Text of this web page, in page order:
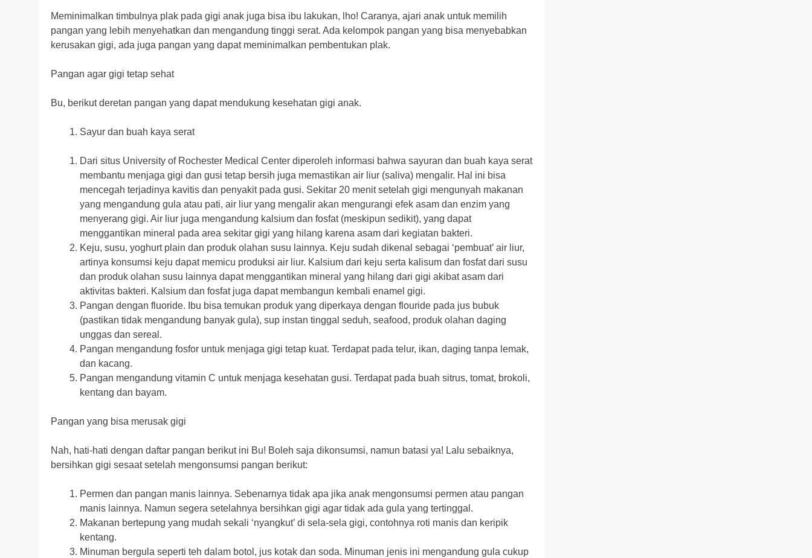
Meminimalkan timbulnya plak pada gigi anak juga bisa ibu lakukan, lho! Caranya, ajari anak untuk memilih
pangan yang lebih menyehatkan dan mengandung tinggi serat. Ada kelompok pangan yang bisa menyebabkan
kerusakan gigi, ada juga pangan yang dapat meminimalkan pembentukan plak.
Pangan agar gigi tetap sehat
Bu, berikut deretan pangan yang dapat mendukung kesehatan gigi anak.
Sayur dan buah kaya serat
Dari situs University of Rochester Medical Center diperoleh informasi bahwa sayuran dan buah kaya serat
membantu menjaga gigi dan gusi tetap bersih juga memastikan air liur (saliva) mengalir. Hal ini bisa
mencegah terjadinya kavitis dan penyakit pada gusi. Sekitar 20 menit setelah gigi mengunyah makanan
yang mengandung gula atau pati, air liur yang mengalir akan mengurangi efek asam dan enzim yang
menyerang gigi. Air liur juga mengandung kalsium dan fosfat (meskipun sedikit), yang dapat
menggantikan mineral pada area sekitar gigi yang hilang karena asam dari kegiatan bakteri.
Keju, susu, yoghurt plain dan produk olahan susu lainnya. Keju sudah dikenal sebagai ‘pembuat’ air liur,
artinya konsumsi keju dapat memicu produksi air liur. Kalsium dari keju serta kalisum dan fosfat dari susu
dan produk olahan susu lainnya dapat menggantikan mineral yang hilang dari gigi akibat asam dari
aktivitas bakteri. Kalsium dan fosfat juga dapat membangun kembali enamel gigi.
Pangan dengan fluoride. Ibu bisa temukan produk yang diperkaya dengan flouride pada jus bubuk
(pastikan tidak mengandung banyak gula), sup instan tinggal seduh, seafood, produk olahan daging
unggas dan sereal.
Pangan mengandung fosfor untuk menjaga gigi tetap kuat. Terdapat pada telur, ikan, daging tanpa lemak,
dan kacang.
Pangan mengandung vitamin C untuk menjaga kesehatan gusi. Terdapat pada buah sitrus, tomat, brokoli,
kentang dan bayam.
Pangan yang bisa merusak gigi
Nah, hati-hati dengan daftar pangan berikut ini Bu! Boleh saja dikonsumsi, namun batasi ya! Lalu sebaiknya,
bersihkan gigi sesaat setelah mengonsumsi pangan berikut:
Permen dan pangan manis lainnya. Sebenarnya tidak apa jika anak mengonsumsi permen atau pangan
manis lainnya. Namun segera setelahnya bersihkan gigi agar tidak ada gula yang tertinggal.
Makanan bertepung yang mudah sekali ‘nyangkut’ di sela-sela gigi, contohnya roti manis dan keripik
kentang.
Minuman bergula seperti teh dalam botol, jus kotak dan soda. Minuman jenis ini mengandung gula cukup